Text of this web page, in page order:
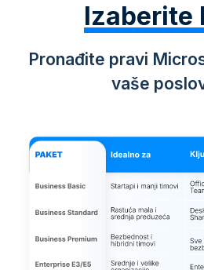
Izaberite
Pronađite pravi
vaše